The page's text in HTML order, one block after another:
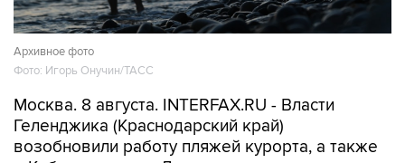
Архивное фото
Фото: Игорь Онучин/ТАСС
Москва. 8 августа. INTERFAX.RU - Власти
возобновили работу пляжей курорта, а также
в Кабардинском и Дивноморском сельских
округах после отмены режима опасности атаки